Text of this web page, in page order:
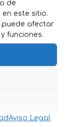
de
este sitio.
puede afectar
funciones.
Aviso Legal
tienden
con
huevos.